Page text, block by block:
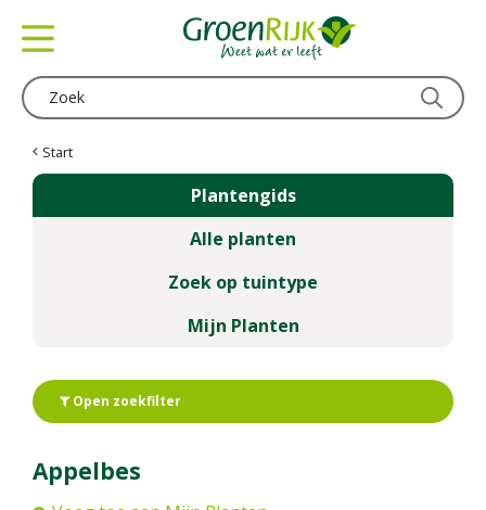
Start
Plantengids
Alle planten
Zoek op tuintype
Mijn Planten
Open zoekfilter
Appelbes